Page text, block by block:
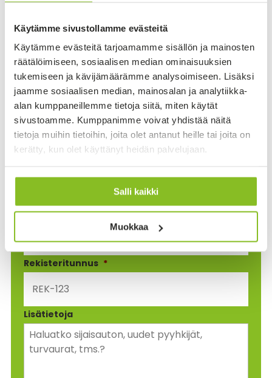
Käytämme sivustollamme evästeitä
Käytämme evästeitä tarjoamamme sisällön ja mainosten
räätälöimiseen, sosiaalisen median ominaisuuksien
tukemiseen ja kävijämäärämme analysoimiseen. Lisäksi
jaamme sosiaalisen median, mainosalan ja analytiikka-
alan kumppaneillemme tietoja siitä, miten käytät
sivustoamme. Kumppanimme voivat yhdistää näitä
tietoja muihin tietoihin, joita olet antanut heille tai joita on
kerätty, kun olet käyttänyt heidän palvelujaan.
Salli kaikki
Muokkaa
mahdollisimman nopeasti!
Nimi *
Puhelin *
Auton tiedot *
Rekisteritunnus *
Lisätietoja